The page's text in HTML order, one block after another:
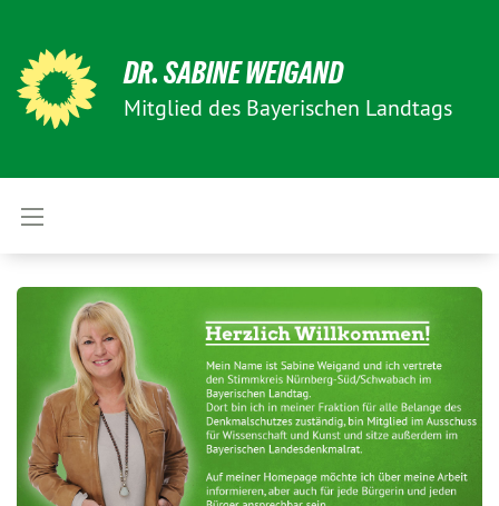
DR. SABINE WEIGAND
Mitglied des Bayerischen Landtags